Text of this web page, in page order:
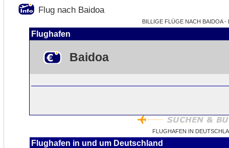
Flug nach Baidoa
BILLIGE FLÜGE NACH BAIDOA
Flughafen
Baidoa
FLUGHAFEN IN
Flughafen in und um Deutschland